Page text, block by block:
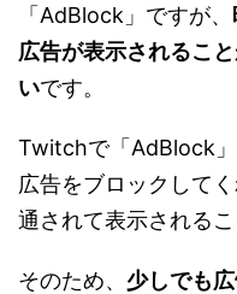
「AdBlock」ですが、
広告が表示されるこ
いです。
Twitchで「AdBlock
広告をブロックして
通されて表示されるこ
そのため、 少しでも